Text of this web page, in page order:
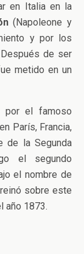
en Italia en la
(Napoleone y
y por los
de ser
metido en un
por el famoso
París, Francia,
de la Segunda
el segundo
el nombre de
sobre este
año 1873.